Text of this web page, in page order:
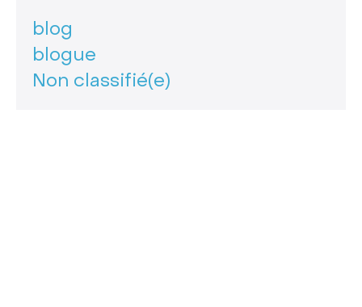
blog
blogue
Non classifié(e)